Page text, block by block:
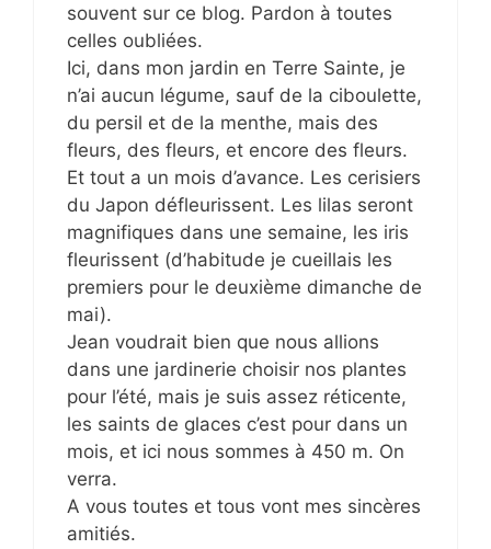
souvent sur ce blog. Pardon à toutes
celles oubliées.
Ici, dans mon jardin en Terre Sainte, je
n’ai aucun légume, sauf de la ciboulette,
du persil et de la menthe, mais des
fleurs, des fleurs, et encore des fleurs.
Et tout a un mois d’avance. Les cerisiers
du Japon défleurissent. Les lilas seront
magnifiques dans une semaine, les iris
fleurissent (d’habitude je cueillais les
premiers pour le deuxième dimanche de
mai).
Jean voudrait bien que nous allions
dans une jardinerie choisir nos plantes
pour l’été, mais je suis assez réticente,
les saints de glaces c’est pour dans un
mois, et ici nous sommes à 450 m. On
verra.
A vous toutes et tous vont mes sincères
amitiés.